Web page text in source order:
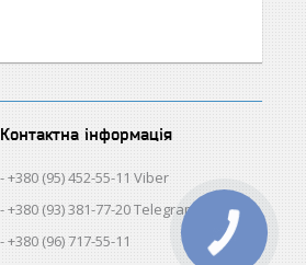
Контактна інформація
+380 (95) 452-55-11 Viber
+380 (93) 381-77-20 Telegram
+380 (96) 717-55-11